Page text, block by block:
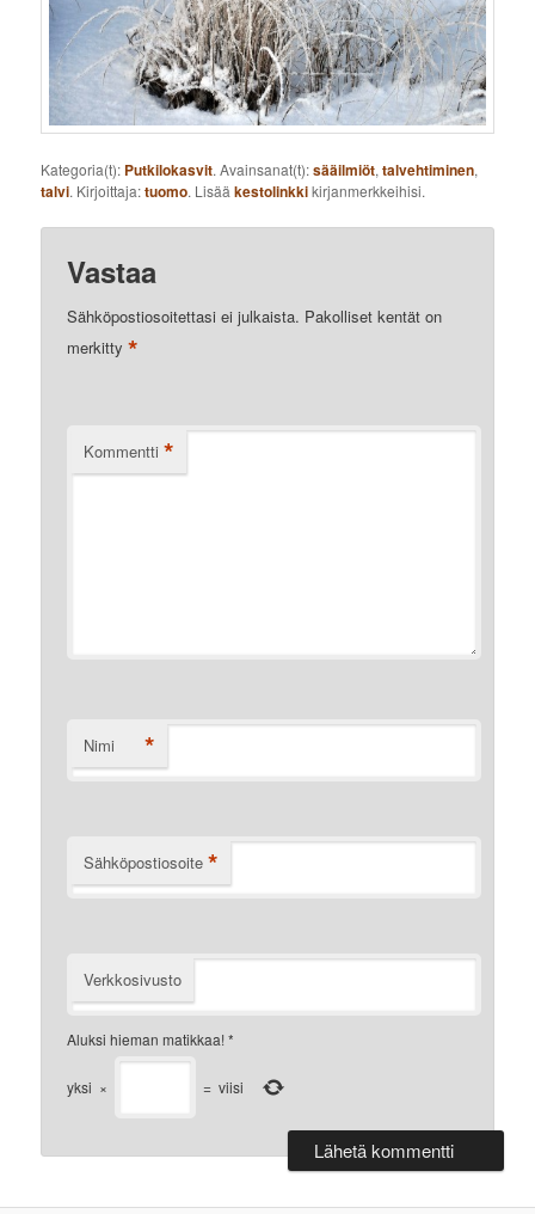
Kategoria(t): Putkilokasvit. Avainsanat(t):sääilmiöt,talvehtiminen,
talvi. Kirjoittaja:tuomo. Lisääkestolinkkikirjanmerkkeihisi.
Vastaa
Sähköpostiosoitettasi ei julkaista. Pakolliset kentät on
merkitty*
Kommentti *
Nimi *
Sähköpostiosoite *
Verkkosivusto
Aluksi hieman matikkaa!*
yksi × = viisi